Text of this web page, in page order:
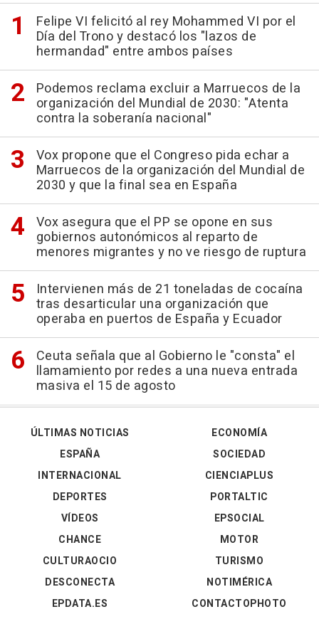
Felipe VI felicitó al rey Mohammed VI por el
Día del Trono y destacó los "lazos de
hermandad" entre ambos países
Podemos reclama excluir a Marruecos de la
organización del Mundial de 2030: "Atenta
contra la soberanía nacional"
Vox propone que el Congreso pida echar a
Marruecos de la organización del Mundial de
2030 y que la final sea en España
Vox asegura que el PP se opone en sus
gobiernos autonómicos al reparto de
menores migrantes y no ve riesgo de ruptura
Intervienen más de 21 toneladas de cocaína
tras desarticular una organización que
operaba en puertos de España y Ecuador
Ceuta señala que al Gobierno le "consta" el
llamamiento por redes a una nueva entrada
masiva el 15 de agosto
ÚLTIMAS NOTICIAS
ESPAÑA
INTERNACIONAL
DEPORTES
VÍDEOS
ECONOMÍA
SOCIEDAD
CIENCIAPLUS
PORTALTIC
EPSOCIAL
CHANCE
CULTURAOCIO
DESCONECTA
EPDATA.ES
MOTOR
TURISMO
NOTIMÉRICA
CONTACTOPHOTO